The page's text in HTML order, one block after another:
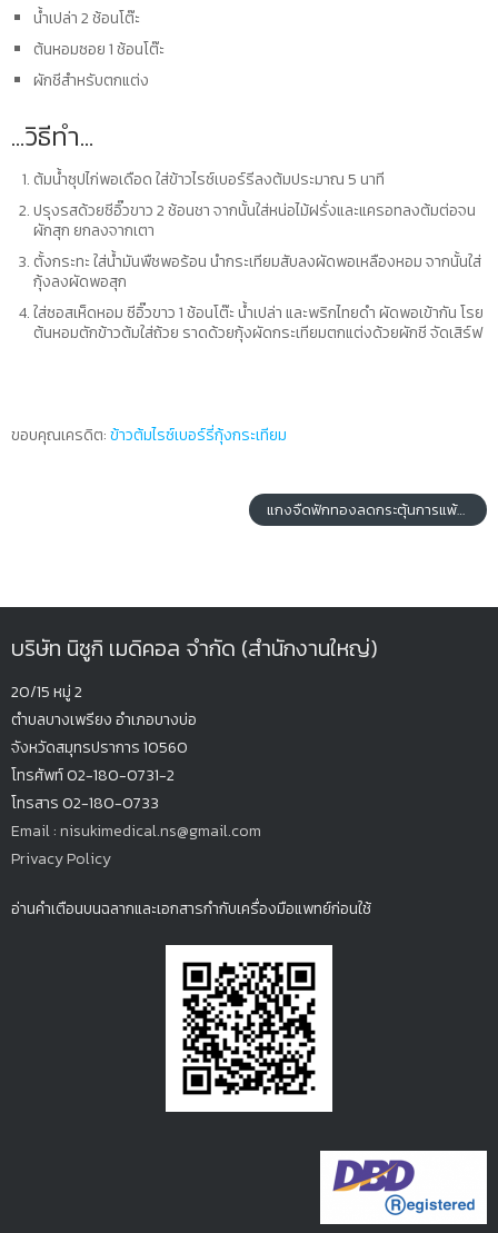
น้ำเปล่า 2 ช้อนโต๊ะ
ต้นหอมซอย 1 ช้อนโต๊ะ
ผักชีสำหรับตกแต่ง
…วิธีทำ…
ต้มน้ำซุปไก่พอเดือด ใส่ข้าวไรซ์เบอร์รีลงต้มประมาณ 5 นาที
ปรุงรสด้วยซีอิ๊วขาว 2 ช้อนชา จากนั้นใส่หน่อไม้ฝรั่งและแครอทลงต้มต่อจน
ผักสุก ยกลงจากเตา
ตั้งกระทะ ใส่น้ำมันพืชพอร้อน นำกระเทียมสับลงผัดพอเหลืองหอม จากนั้นใส่
กุ้งลงผัดพอสุก
ใส่ซอสเห็ดหอม ซีอิ๊วขาว 1 ช้อนโต๊ะ น้ำเปล่า และพริกไทยดำ ผัดพอเข้ากัน โรย
ต้นหอมตักข้าวต้มใส่ถ้วย ราดด้วยกุ้งผัดกระเทียมตกแต่งด้วยผักชี จัดเสิร์ฟ
ขอบคุณเครดิต:ข้าวต้มไรซ์เบอร์รี่กุ้งกระเทียม
แกงจืดฟักทองลดกระตุ้นการแพ้ท้อง
บริษัท นิซูกิ เมดิคอล จำกัด (สำนักงานใหญ่)
20/15 หมู่ 2
ตำบลบางเพรียงอำเภอบางบ่อ
จังหวัดสมุทรปราการ 10560
โทรศัพท์ 02-180-0731-2
โทรสาร 02-180-0733
Email : nisukimedical.ns@gmail.com
Privacy Policy
อ่านคำเตือนบนฉลากและเอกสารกำกับเครื่องมือแพทย์ก่อนใช้